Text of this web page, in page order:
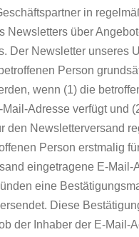
in
Newsletters über
Der Newsletter unseres
Person
wenn (1) die
Adresse verfügt und
den Newsletterversand
Person erstmalig
eingetragene E-Mail-
eine
Diese
der Inhaber der E-Mail-